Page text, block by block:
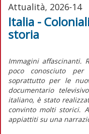
Attualità, 2026-14
Italia -
storia
Immagini affascinanti.
poco conosciuto
soprattutto per le
documentario
italiano, è stato
convinto molti storici.
appiattiti su una